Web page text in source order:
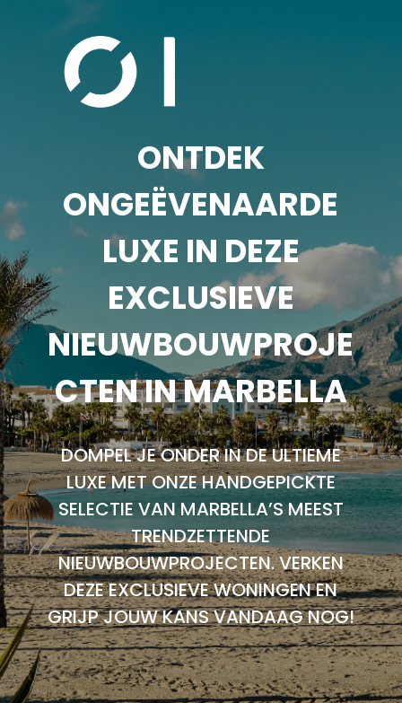
ONTDEK
ONGEËVENAARDE
LUXE IN DEZE
EXCLUSIEVE
NIEUWBOUWPROJE
CTEN IN MARBELLA
DOMPEL JE ONDER IN DE ULTIEME
LUXE MET ONZE HANDGEPICKTE
SELECTIE VAN MARBELLA’S MEEST
TRENDZETTENDE
NIEUWBOUWPROJECTEN. VERKEN
DEZE EXCLUSIEVE WONINGEN EN
GRIJP JOUW KANS VANDAAG NOG!